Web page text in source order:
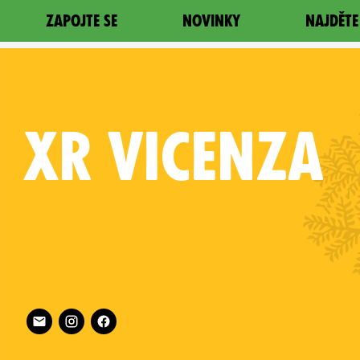
ZAPOJTE SE NOVINKY
XR VICENZA
Follow XR Vicenza on